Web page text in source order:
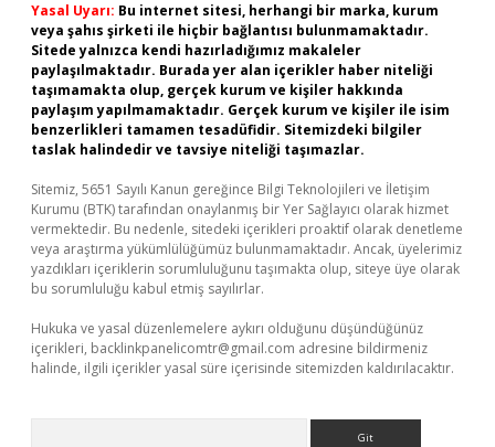
Yasal Uyarı: Bu internet sitesi, herhangi bir marka, kurum
veya şahıs şirketi ile hiçbir bağlantısı bulunmamaktadır.
Sitede yalnızca kendi hazırladığımız makaleler
paylaşılmaktadır. Burada yer alan içerikler haber niteliği
taşımamakta olup, gerçek kurum ve kişiler hakkında
paylaşım yapılmamaktadır. Gerçek kurum ve kişiler ile isim
benzerlikleri tamamen tesadüfidir. Sitemizdeki bilgiler
taslak halindedir ve tavsiye niteliği taşımazlar.
Sitemiz, 5651 Sayılı Kanun gereğince Bilgi Teknolojileri ve İletişim
Kurumu (BTK) tarafından onaylanmış bir Yer Sağlayıcı olarak hizmet
vermektedir. Bu nedenle, sitedeki içerikleri proaktif olarak denetleme
veya araştırma yükümlülüğümüz bulunmamaktadır. Ancak, üyelerimiz
yazdıkları içeriklerin sorumluluğunu taşımakta olup, siteye üye olarak
bu sorumluluğu kabul etmiş sayılırlar.
Hukuka ve yasal düzenlemelere aykırı olduğunu düşündüğünüz
içerikleri, backlinkpanelicomtr@gmail.com adresine bildirmeniz
halinde, ilgili içerikler yasal süre içerisinde sitemizden kaldırılacaktır.